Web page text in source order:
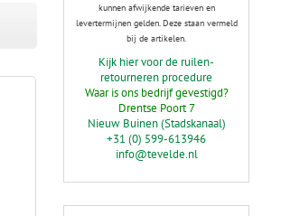
kunnen afwijkende tarieven en
levertermijnen gelden. Deze staan vermeld
bij de artikelen.
Kijk hier voor de ruilen-
retourneren procedure
Waar is ons bedrijf gevestigd?
Drentse Poort 7
Nieuw Buinen (Stadskanaal)
+31 (0) 599-613946
info@tevelde.nl